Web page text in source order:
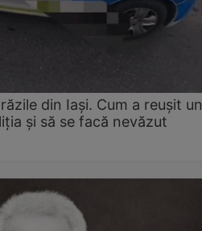
din Iași. Cum a reușit un
și să se facă nevăzut